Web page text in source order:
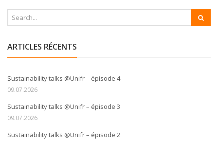
ARTICLES RÉCENTS
Sustainability talks @Unifr – épisode 4
09.07.2026
Sustainability talks @Unifr – épisode 3
09.07.2026
Sustainability talks @Unifr – épisode 2